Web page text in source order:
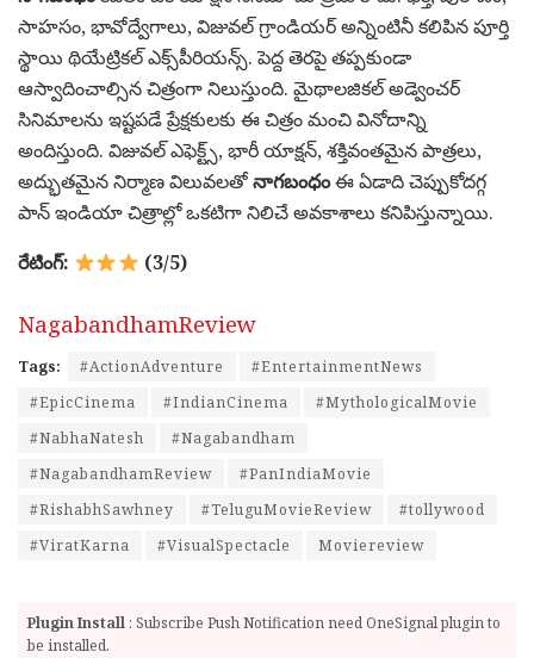
సాహసం, భావోద్వేగాలు, విజువల్ గ్రాండియర్ అన్నింటినీ కలిపిన పూర్తి
స్థాయి థియేట్రికల్ ఎక్స్‌పీరియన్స్. పెద్ద తెరపై తప్పకుండా
ఆస్వాదించాల్సిన చిత్రంగా నిలుస్తుంది. మైథాలజికల్ అడ్వెంచర్
సినిమాలను ఇష్టపడే ప్రేక్షకులకు ఈ చిత్రం మంచి వినోదాన్ని
అందిస్తుంది. విజువల్ ఎఫెక్ట్స్, భారీ యాక్షన్, శక్తివంతమైన పాత్రలు,
అద్భుతమైన నిర్మాణ విలువలతోనాగబంధంఈ ఏడాది చెప్పుకోదగ్గ
పాన్ ఇండియా చిత్రాల్లో ఒకటిగా నిలిచే అవకాశాలు కనిపిస్తున్నాయి.
రేటింగ్:
(3/5)
NagabandhamReview
Tags: #ActionAdventure
#EntertainmentNews
#EpicCinema
#IndianCinema
#MythologicalMovie
#NabhaNatesh
#Nagabandham
#NagabandhamReview
#PanIndiaMovie
#RishabhSawhney
#TeluguMovieReview
#tollywood
#ViratKarna
#VisualSpectacle Moviereview
Plugin Install : Subscribe Push Notification need OneSignal plugin to
be installed.